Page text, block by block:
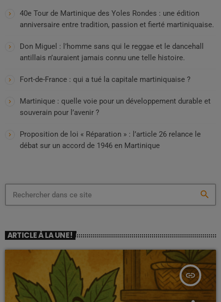
40e Tour de Martinique des Yoles Rondes : une édition
anniversaire entre tradition, passion et fierté martiniquaise.
Don Miguel : l’homme sans qui le reggae et le dancehall
antillais n’auraient jamais connu une telle histoire.
Fort-de-France : qui a tué la capitale martiniquaise ?
Martinique : quelle voie pour un développement durable et
souverain pour l’avenir ?
Proposition de loi « Réparation » : l’article 26 relance le
débat sur un accord de 1946 en Martinique
search
ARTICLE À LA UNE !
insert_link